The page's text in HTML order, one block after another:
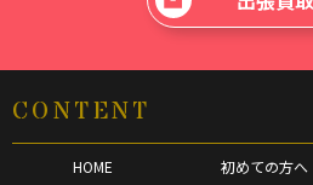
CONTENT
HOME 初めての方へ